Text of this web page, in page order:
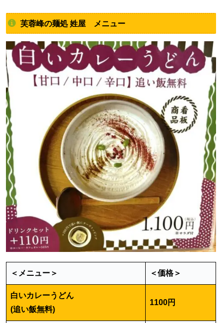
芙蓉峰の麺処 姓屋 メニュー
＜メニュー＞ ＜価格＞
白いカレーうどん
(追い飯無料)
1100円